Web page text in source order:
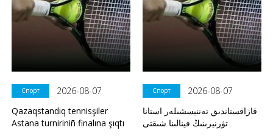
Спорт
2026-08-07
Qazaqstandıq tennisşiler
Astana turniriniñ finalına şıqtı
Спорт
2026-08-07
قازاقستاندىق تەننيسشىلەر استانا
تۋرنيرىنىڭ فينالىنا شىقتى